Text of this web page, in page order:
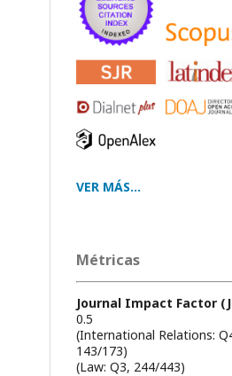
VER MÁS...
Métricas
Journal Impact Factor
0.5
(International Relations:
143/173)
(Law: Q3, 244/443)